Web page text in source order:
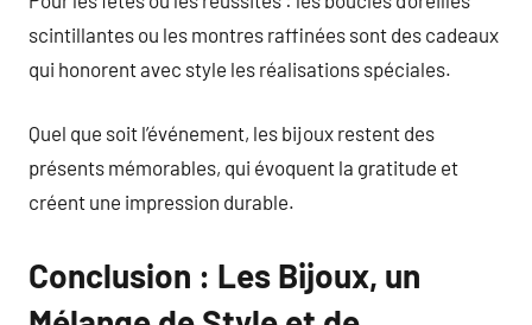
scintillantes ou les montres raffinées sont des cadeaux
qui honorent avec style les réalisations spéciales.
Quel que soit l’événement, les bijoux restent des
présents mémorables, qui évoquent la gratitude et
créent une impression durable.
Conclusion : Les Bijoux, un